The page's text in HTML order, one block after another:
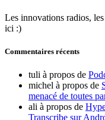
Les innovations radios,
ici :)
Commentaires récents
tuli à propos de
michel à propos de
menacé de toutes
ali à propos de
Transcribe sur